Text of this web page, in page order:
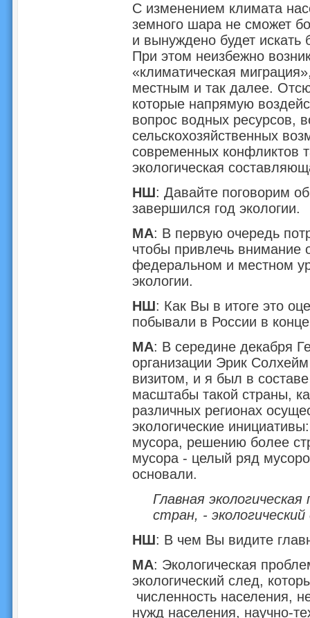
С изменением климата
земного шара не сможет
и вынуждено будет
При этом неизбежно
«климатическая
местным и так далее.
которые напрямую
вопрос водных ресурсов,
сельскохозяйственных
современных конфликтов
экологическая
НШ: Давайте поговорим
завершился год экологии.
МА: В первую очередь
чтобы привлечь внимание
федеральном и местном
экологии.
НШ: Как Вы в итоге это
побывали в России в
МА: В середине декабря
организации Эрик
визитом, и я был в
масштабы такой страны,
различных регионах
экологические
мусора, решению более
мусора - целый ряд
основали.
Главная
стран, -
НШ: В чем Вы видите
МА: Экологическая
экологический след,
численность населения,
нужд населения, научно-